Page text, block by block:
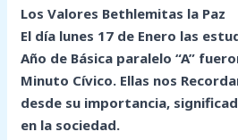
Los Valores Bethlemitas la Paz
El día lunes 17 de Enero las
Año de Básica paralelo “A”
Minuto Cívico. Ellas nos
desde su importancia,
en la sociedad.